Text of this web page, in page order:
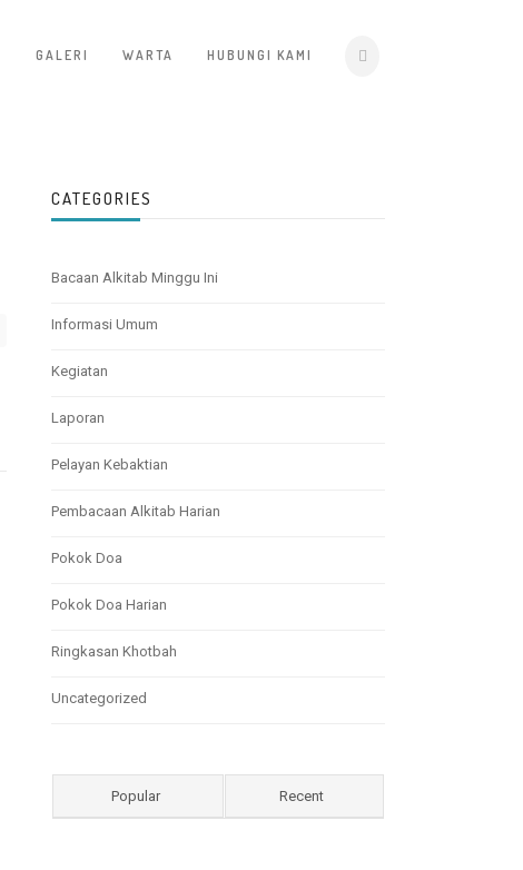
GALERI WARTA HUBUNGI KAMI
CATEGORIES
Bacaan Alkitab Minggu Ini
Informasi Umum
Kegiatan
Laporan
Pelayan Kebaktian
Pembacaan Alkitab Harian
Pokok Doa
Pokok Doa Harian
Ringkasan Khotbah
Uncategorized
Popular Recent